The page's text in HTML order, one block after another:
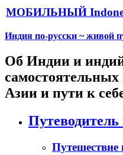
МОБИЛЬНЫЙ
Индия по-русски ~ живой
Об Индии и
Азии и пути к